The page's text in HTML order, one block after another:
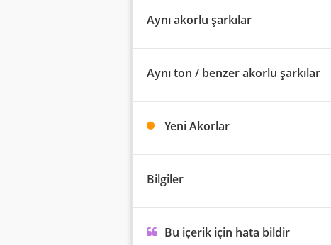
Aynı akorlu şarkılar
Aynı ton / benzer akorlu şarkılar
Yeni Akorlar
Bilgiler
Bu içerik için hata bildir